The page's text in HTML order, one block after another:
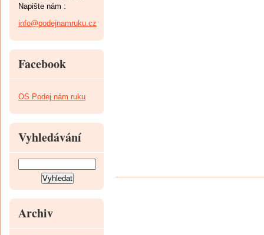
Napište nám :
info@podejnamruku.cz
Facebook
OS Podej nám ruku
Vyhledávání
Archiv